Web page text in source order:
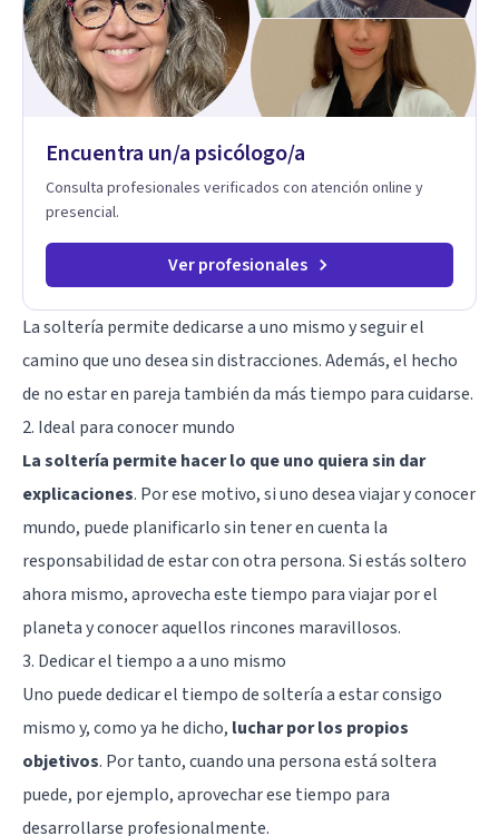
sexual, terapia de pareja, diversidad sexual y de género,
dificultades en el deseo, intimidad, orientación o identidad.
Busco que el espacio terapéutico sea un lugar donde puedas
hablar de estos temas sin juicios, con respeto y libertad.
Trabajo con objetivos claros y realistas, sin fórmulas rígidas:
sobre tu vida diaria.
Encuentra un/a psicólogo/a
Consulta profesionales verificados con atención online y
presencial.
Ver profesionales
La soltería permite dedicarse a uno mismo y seguir el
camino que uno desea sin distracciones. Además, el hecho
de no estar en pareja también da más tiempo para cuidarse.
2. Ideal para conocer mundo
La soltería permite hacer lo que uno quiera sin dar
explicaciones. Por ese motivo, si uno desea viajar y conocer
mundo, puede planificarlo sin tener en cuenta la
responsabilidad de estar con otra persona. Si estás soltero
ahora mismo, aprovecha este tiempo para viajar por el
planeta y conocer aquellos rincones maravillosos.
3. Dedicar el tiempo a a uno mismo
Uno puede dedicar el tiempo de soltería a estar consigo
mismo y, como ya he dicho, luchar por los propios
objetivos. Por tanto, cuando una persona está soltera
puede, por ejemplo, aprovechar ese tiempo para
desarrollarse profesionalmente.